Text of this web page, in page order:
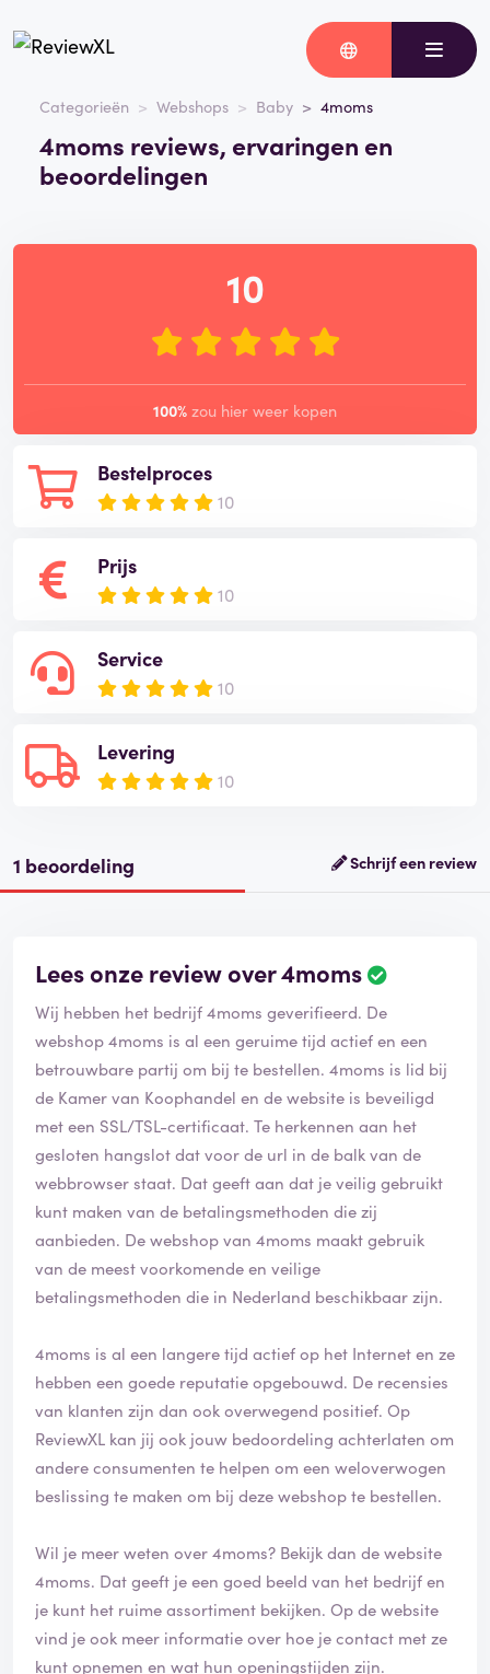
Categorieën Webshops Baby 4moms
4moms reviews, ervaringen en
beoordelingen
Bestelproces
10
Prijs
10
Service
10
Levering
10
10
100% zou hier weer kopen
1 beoordeling Schrijf een review
Lees onze review over 4moms
Wij hebben het bedrijf 4moms geverifieerd. De
webshop4moms is al een geruime tijd actief en een
betrouwbare partij om bij te bestellen. 4moms is lid bij
de Kamer van Koophandel en de website is beveiligd
met een SSL/TSL-certificaat. Te herkennen aan het
gesloten hangslot dat voor de url in de balk van de
webbrowser staat. Dat geeft aan dat je veilig gebruikt
kunt maken van de betalingsmethoden die zij
aanbieden. De webshop van 4moms maakt gebruik
van de meest voorkomende en veilige
betalingsmethoden die in Nederland beschikbaar zijn.
4moms is al een langere tijd actief op het Internet en ze
hebben een goede reputatie opgebouwd. De recensies
van klanten zijn dan ook overwegend positief. Op
ReviewXL kan jij ook jouw bedoordeling achterlaten om
andere consumenten te helpen om een weloverwogen
beslissing te maken om bij deze webshop te bestellen.
Wil je meer weten over 4moms? Bekijk dan de website
4moms. Dat geeft je een goed beeld van het bedrijf en
je kunt het ruime assortiment bekijken. Op de website
vind je ook meer informatie over hoe je contact met ze
kunt opnemen en wat hun openingstijden zijn.